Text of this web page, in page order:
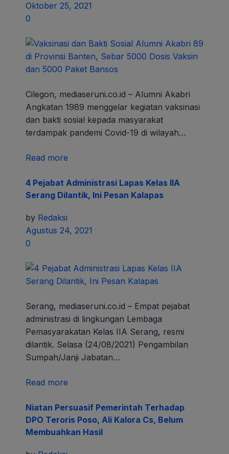
Oktober 25, 2021
0
Cilegon, mediaseruni.co.id – Alumni Akabri
Angkatan 1989 menggelar kegiatan vaksinasi
dan bakti sosial kepada masyarakat
terdampak pandemi Covid-19 di wilayah…
Read more
4 Pejabat Administrasi Lapas Kelas IIA
Serang Dilantik, Ini Pesan Kalapas
by Redaksi
Agustus 24, 2021
0
Serang, mediaseruni.co.id – Empat pejabat
administrasi di lingkungan Lembaga
Pemasyarakatan Kelas IIA Serang, resmi
dilantik. Selasa (24/08/2021) Pengambilan
Sumpah/Janji Jabatan…
Read more
Niatan Persuasif Pemerintah Terhadap
DPO Teroris Poso, Ali Kalora Cs, Belum
Membuahkan Hasil